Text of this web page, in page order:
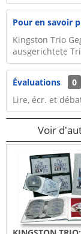
Pour en savoir
Kingston Trio
ausgerichtete
Évaluations
0
Lire, écr. et
Voir